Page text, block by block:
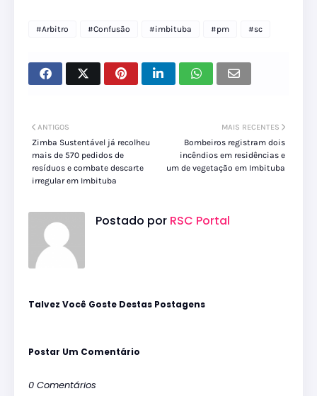
#Arbitro #Confusão #imbituba #pm #sc
MAIS RECENTES
Bombeiros registram dois
incêndios em residências e
um de vegetação em Imbituba
ANTIGOS
Zimba Sustentável já recolheu
mais de 570 pedidos de
resíduos e combate descarte
irregular em Imbituba
Postado por RSC Portal
Talvez Você Goste Destas Postagens
Postar Um Comentário
0 Comentários